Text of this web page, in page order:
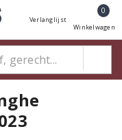
Verlanglijst
0
Winkelwagen